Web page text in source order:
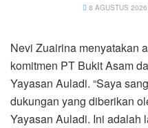
8 AGUSTUS 2026
Nevi Zuairina menyatakan
komitmen PT Bukit Asam
Yayasan Auladi. “Saya
dukungan yang diberikan
Yayasan Auladi. Ini adalah